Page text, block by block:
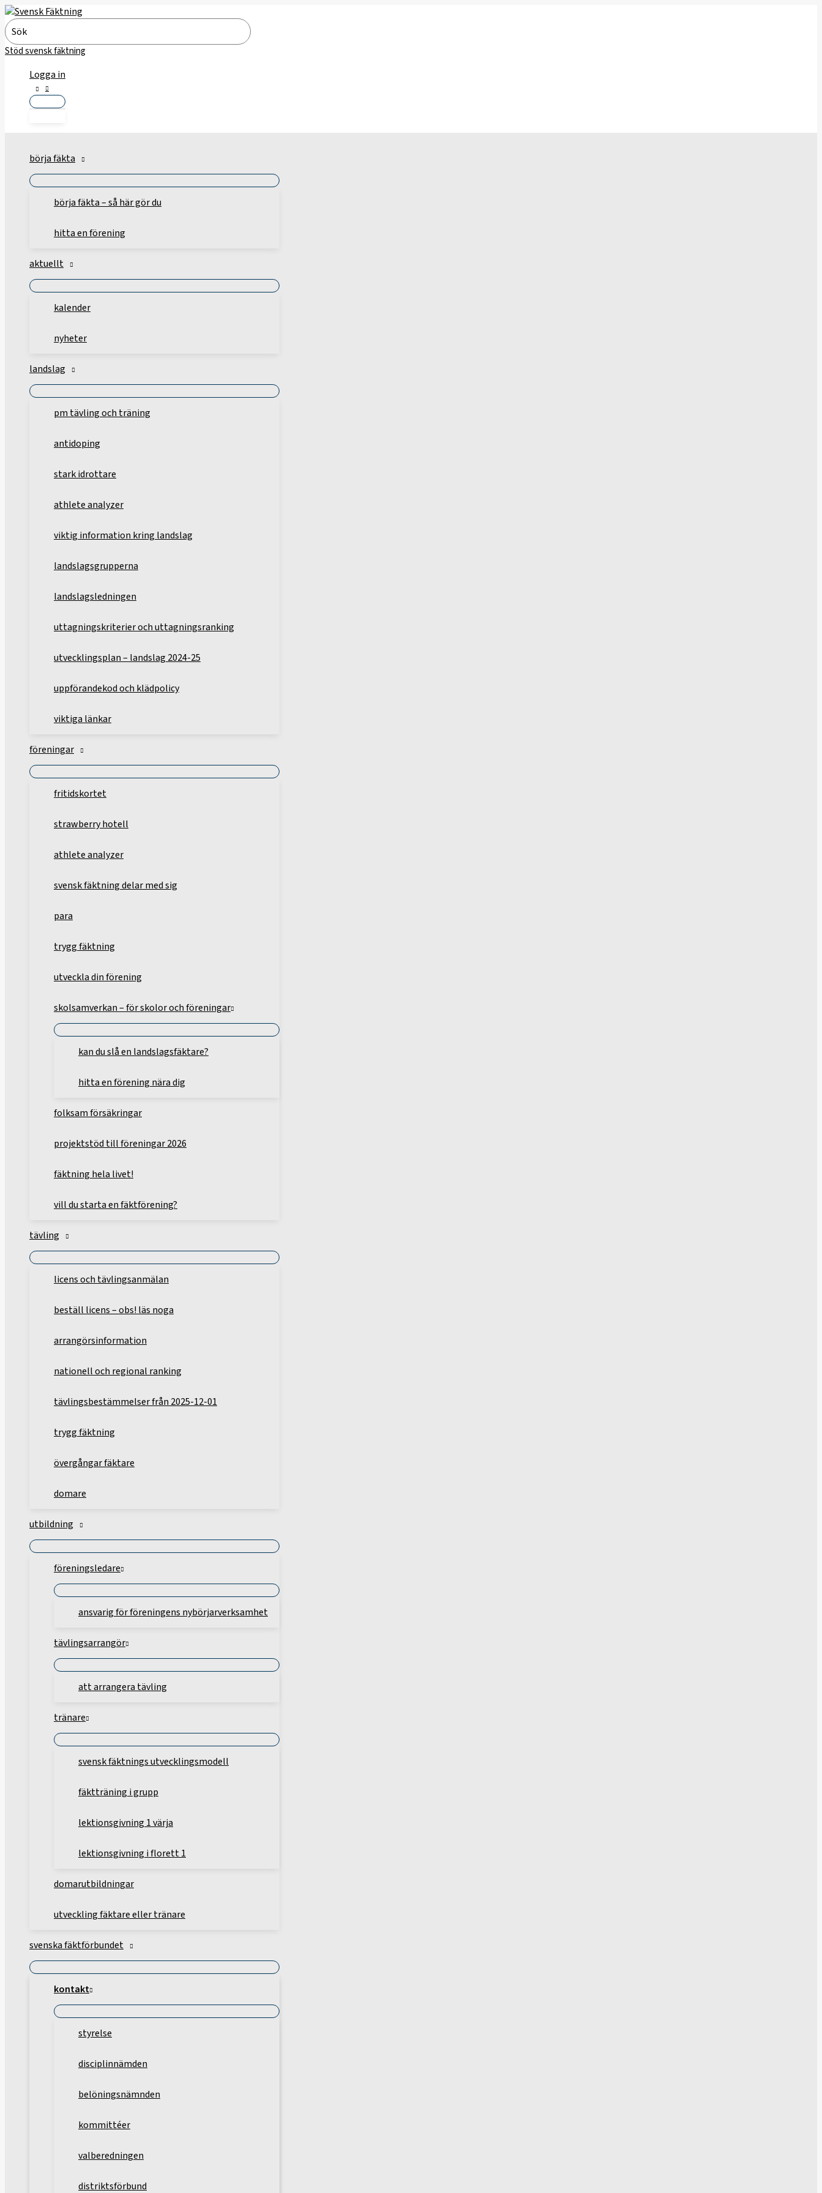
Hoppa
till
innehåll
Search
for:
Stöd svensk fäktning
Logga in
börja fäkta
börja fäkta – så här gör du
hitta en förening
aktuellt
kalender
nyheter
landslag
pm tävling och träning
antidoping
stark idrottare
athlete analyzer
viktig information kring landslag
landslagsgrupperna
landslagsledningen
uttagningskriterier och uttagningsranking
utvecklingsplan – landslag 2024-25
uppförandekod och klädpolicy
viktiga länkar
föreningar
fritidskortet
strawberry hotell
athlete analyzer
svensk fäktning delar med sig
para
trygg fäktning
utveckla din förening
skolsamverkan – för skolor och föreningar
kan du slå en landslagsfäktare?
hitta en förening nära dig
folksam försäkringar
projektstöd till föreningar 2026
fäktning hela livet!
vill du starta en fäktförening?
tävling
licens och tävlingsanmälan
beställ licens – obs! läs noga
arrangörsinformation
nationell och regional ranking
tävlingsbestämmelser från 2025-12-01
trygg fäktning
övergångar fäktare
domare
utbildning
föreningsledare
ansvarig för föreningens nybörjarverksamhet
tävlingsarrangör
att arrangera tävling
tränare
svensk fäktnings utvecklingsmodell
fäktträning i grupp
lektionsgivning 1 värja
lektionsgivning i florett 1
domarutbildningar
utveckling fäktare eller tränare
svenska fäktförbundet
kontakt
styrelse
disciplinnämden
belöningsnämnden
kommittéer
valberedningen
distriktsförbund